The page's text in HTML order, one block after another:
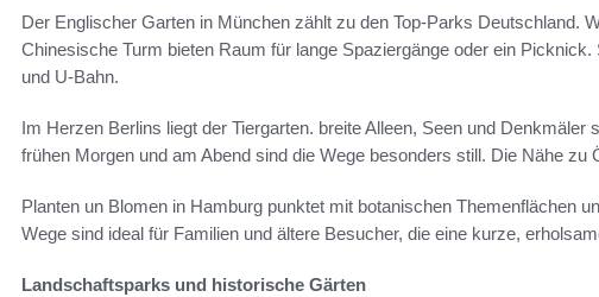
Der Englischer Garten in München zählt zu den Top-Parks Deutschland.
Chinesische Turm bieten Raum für lange Spaziergänge oder ein
und U-Bahn.
Im Herzen Berlins liegt der Tiergarten. breite Alleen, Seen und Denkmäler
frühen Morgen und am Abend sind die Wege besonders still. Die Nähe zu
Planten un Blomen in Hamburg punktet mit botanischen Themenflächen
Wege sind ideal für Familien und ältere Besucher, die eine kurze,
Landschaftsparks und historische Gärten